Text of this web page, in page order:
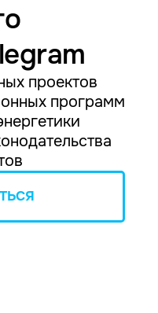
проектов
программ